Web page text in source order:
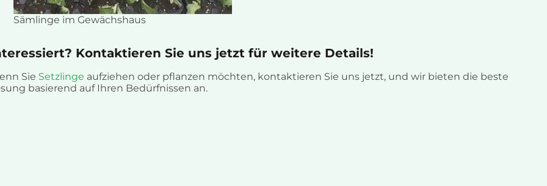
Sämlinge im Gewächshaus
Kontaktieren Sie uns jetzt für weitere Details!
Sie Setzlinge aufziehen oder pflanzen möchten, kontaktieren Sie uns jetzt, und wir bieten die beste
basierend auf Ihren Bedürfnissen an.